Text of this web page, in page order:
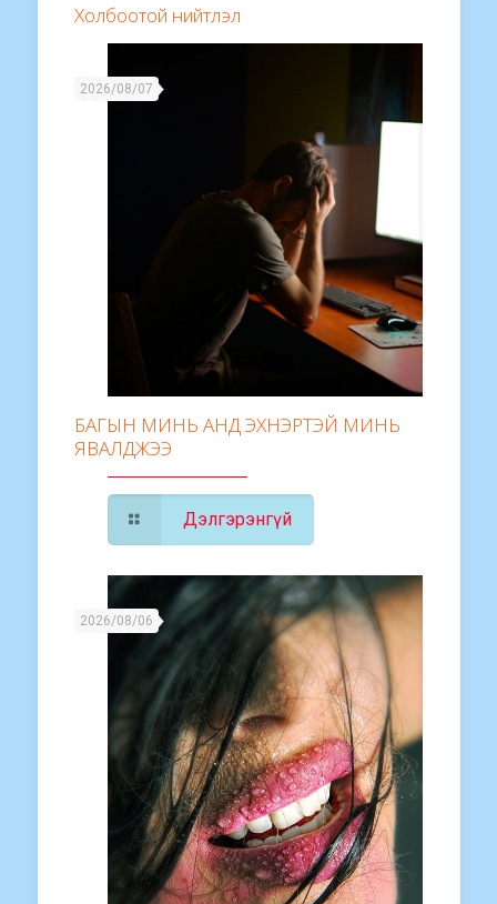
Холбоотой нийтлэл
2026/08/07
БАГЫН МИНЬ АНД ЭХНЭРТЭЙ МИНЬ
ЯВАЛДЖЭЭ
Дэлгэрэнгүй
2026/08/06